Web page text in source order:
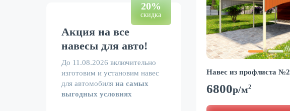
20%
скидка
Акция на все
навесы для авто!
До 11.08.2026 включительно
изготовим и установим навес
для автомобиля на самых
выгодных условиях
Навес из профлиста №2
6800р/м2